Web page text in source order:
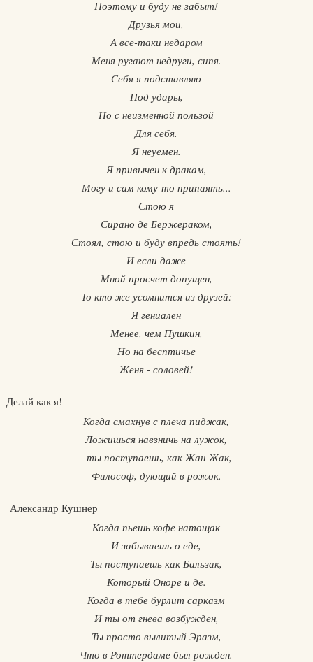
Поэтому и буду не забыт!
Друзья мои,
А все-таки недаром
Меня ругают недруги, сипя.
Себя я подставляю
Под удары,
Но с неизменной пользой
Для себя.
Я неуемен.
Я привычен к дракам,
Могу и сам кому-то припаять...
Стою я
Сирано де Бержераком,
Стоял, стою и буду впредь стоять!
И если даже
Мной просчет допущен,
То кто же усомнится из друзей:
Я гениален
Менее, чем Пушкин,
Но на бесптичье
Женя - соловей!
Делай как я!
Когда смахнув с плеча пиджак,
Ложишься навзничь на лужок,
- ты поступаешь, как Жан-Жак,
Философ, дующий в рожок.
Александр Кушнер
Когда пьешь кофе натощак
И забываешь о еде,
Ты поступаешь как Бальзак,
Который Оноре и де.
Когда в тебе бурлит сарказм
И ты от гнева возбужден,
Ты просто вылитый Эразм,
Что в Роттердаме был рожден.